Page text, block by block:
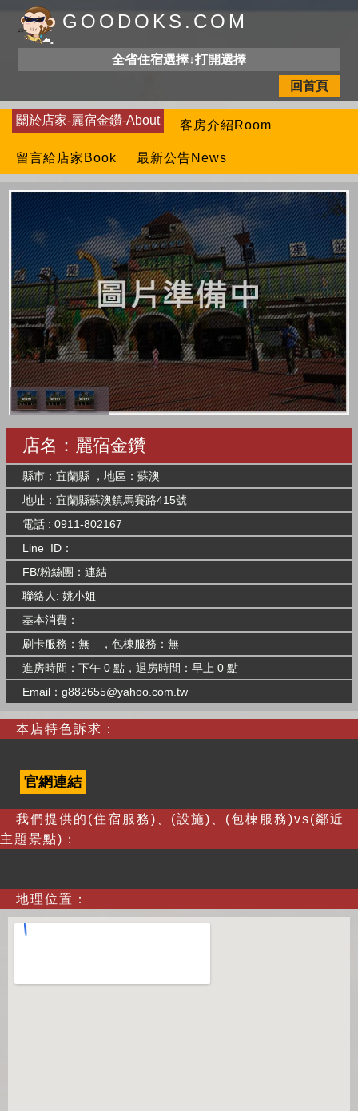
GOODOKS.COM
全省住宿選擇↓打開選擇
回首頁
關於店家-麗宿金鑽-About 客房介紹Room
留言給店家Book 最新公告News
店名：麗宿金鑽
縣市：宜蘭縣 ，地區：蘇澳
地址：宜蘭縣蘇澳鎮馬賽路415號
電話 : 0911-802167
Line_ID：
FB/粉絲團： 連結
聯絡人: 姚小姐
基本消費：
刷卡服務：無 ，包棟服務：無
進房時間：下午 0 點，退房時間：早上 0 點
Email： g882655@yahoo.com.tw
本店特色訴求：
官網連結
我們提供的(住宿服務)、(設施)、(包棟服務)vs(鄰近
主題景點)：
地理位置：